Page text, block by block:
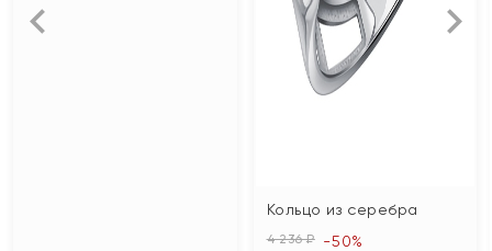
Кольцо из серебра
4 236 ₽ -50%